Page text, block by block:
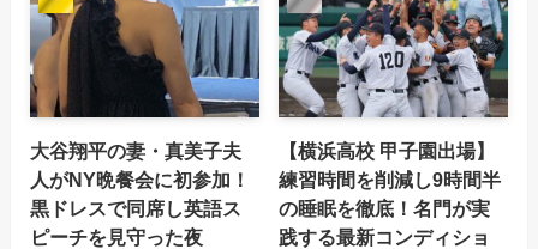
大谷翔平の妻・真美子夫
人がNY晩餐会に初参加！
黒ドレスで同席し英語ス
ピーチを見守った夜
【横浜高校 甲子園出場】
練習時間を削減し9時間半
の睡眠を徹底！名門が実
践する最新コンディショ